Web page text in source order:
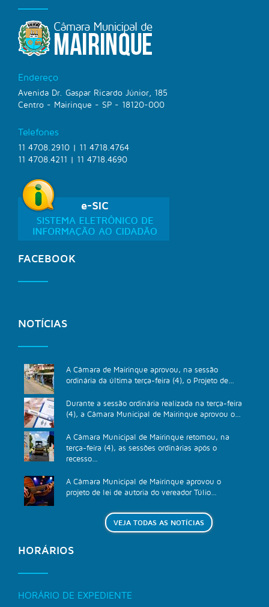
Endereço
Avenida Dr. Gaspar Ricardo Júnior, 185
Centro - Mairinque - SP - 18120-000
Telefones
11 4708.2910 | 11 4718.4764
11 4708.4211 | 11 4718.4690
FACEBOOK
NOTÍCIAS
A Câmara de Mairinque aprovou, na sessão
ordinária da última terça-feira (4), o Projeto de...
Durante a sessão ordinária realizada na terça-feira
(4), a Câmara Municipal de Mairinque aprovou o...
A Câmara Municipal de Mairinque retomou, na
terça-feira (4), as sessões ordinárias após o
recesso...
A Câmara Municipal de Mairinque aprovou o
projeto de lei de autoria do vereador Túlio...
VEJA TODAS AS NOTÍCIAS
HORÁRIOS
HORÁRIO DE EXPEDIENTE